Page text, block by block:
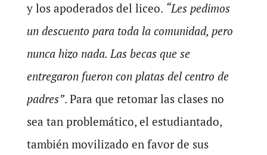
y los apoderados del liceo. “Les pedimos
un descuento para toda la comunidad, pero
nunca hizo nada. Las becas que se
entregaron fueron con platas del centro de
padres”. Para que retomar las clases no
sea tan problemático, el estudiantado,
también movilizado en favor de sus